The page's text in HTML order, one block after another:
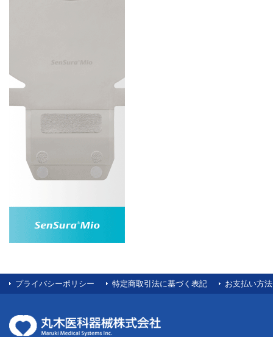
プライバシーポリシー 特定商取引法に基づく表記 お支払い方